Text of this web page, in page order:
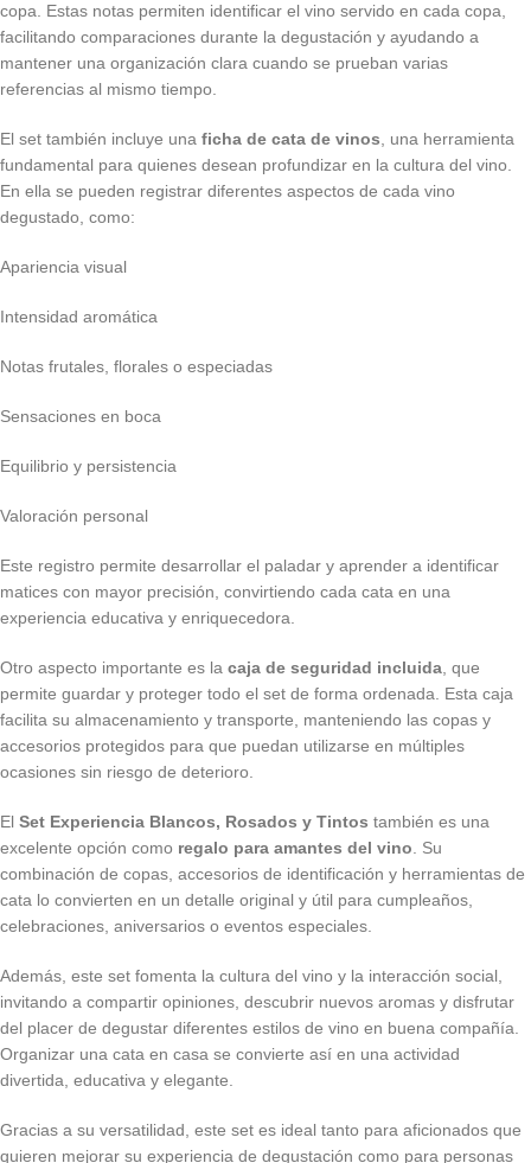
copa. Estas notas permiten identificar el vino servido en cada copa,
facilitando comparaciones durante la degustación y ayudando a
mantener una organización clara cuando se prueban varias
referencias al mismo tiempo.
El set también incluye una ficha de cata de vinos , una herramienta
fundamental para quienes desean profundizar en la cultura del vino.
En ella se pueden registrar diferentes aspectos de cada vino
degustado, como:
Apariencia visual
Intensidad aromática
Notas frutales, florales o especiadas
Sensaciones en boca
Equilibrio y persistencia
Valoración personal
Este registro permite desarrollar el paladar y aprender a identificar
matices con mayor precisión, convirtiendo cada cata en una
experiencia educativa y enriquecedora.
Otro aspecto importante es la caja de seguridad incluida , que
permite guardar y proteger todo el set de forma ordenada. Esta caja
facilita su almacenamiento y transporte, manteniendo las copas y
accesorios protegidos para que puedan utilizarse en múltiples
ocasiones sin riesgo de deterioro.
El Set Experiencia Blancos, Rosados y Tintos también es una
excelente opción como regalo para amantes del vino . Su
combinación de copas, accesorios de identificación y herramientas de
cata lo convierten en un detalle original y útil para cumpleaños,
celebraciones, aniversarios o eventos especiales.
Además, este set fomenta la cultura del vino y la interacción social,
invitando a compartir opiniones, descubrir nuevos aromas y disfrutar
del placer de degustar diferentes estilos de vino en buena compañía.
Organizar una cata en casa se convierte así en una actividad
divertida, educativa y elegante.
Gracias a su versatilidad, este set es ideal tanto para aficionados que
quieren mejorar su experiencia de degustación como para personas